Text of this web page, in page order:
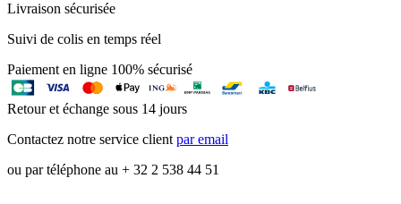
Livraison sécurisée
Suivi de colis en temps réel
Paiement en ligne 100% sécurisé
Retour et échange sous 14 jours
Contactez notre service clientpar email
ou par téléphone au + 32 2 538 44 51